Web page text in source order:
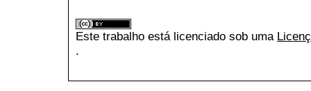
Este trabalho está licenciado sob uma
.